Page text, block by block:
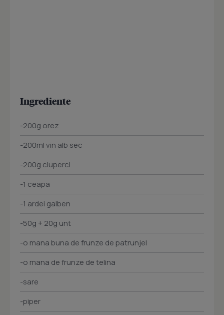
Ingrediente
-200g orez
-200ml vin alb sec
-200g ciuperci
-1 ceapa
-1 ardei galben
-50g + 20g unt
-o mana buna de frunze de patrunjel
-o mana de frunze de telina
-sare
-piper